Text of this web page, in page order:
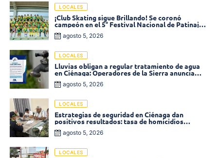
LOCALES
¡Club Skating sigue Brillando! Se coronó
campeón en el 5° Festival Nacional de Patinaje
«Soledad sobre Ruedas»
agosto 5, 2026
LOCALES
Lluvias obligan a regular tratamiento de agua
en Ciénaga: Operadores de la Sierra anuncia
baja presión en varios sectores
agosto 5, 2026
LOCALES
Estrategias de seguridad en Ciénaga dan
positivos resultados: tasa de homicidios
disminuyó un 58% en 2026
agosto 5, 2026
LOCALES